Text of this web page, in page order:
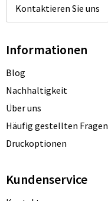
Kontaktieren Sie uns
Informationen
Blog
Nachhaltigkeit
Über uns
Häufig gestellten Fragen
Druckoptionen
Kundenservice